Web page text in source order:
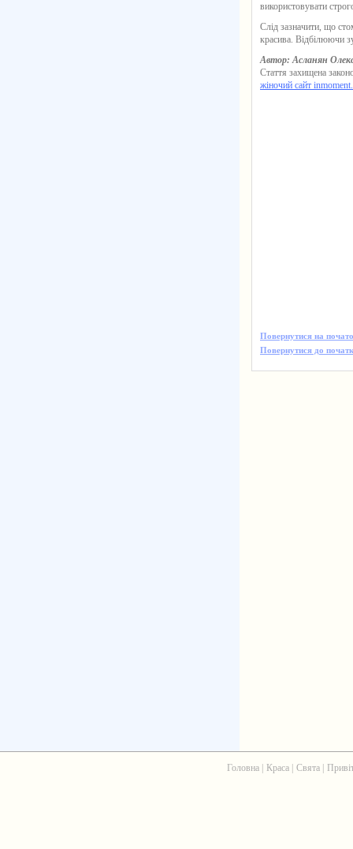
використовувати
Слід зазначити, що
красива. Відбілюючи
Автор: Асланян
Стаття захищена
жіночий сайт
Повернутися на
Повернутися до
Головна| Краса| Свята|